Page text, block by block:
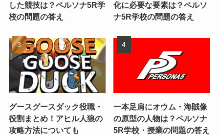
した競技は？ペルソナ5R学
校の問題の答え
化に必要な要素は？ペルソ
ナ5R学校の問題の答え
グースグースダック役職・
役割まとめ！アヒル人狼の
攻略方法についても
一本足肩にオウム・海賊像
の原型の人物は？ペルソナ
5R学校・授業の問題の答え